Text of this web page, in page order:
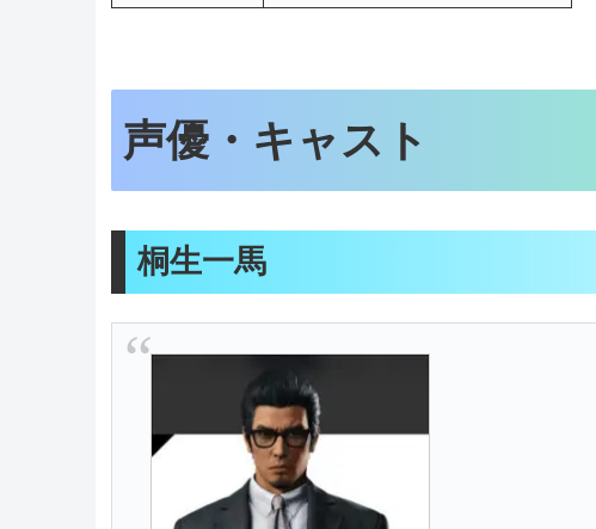
声優・キャスト
桐生一馬